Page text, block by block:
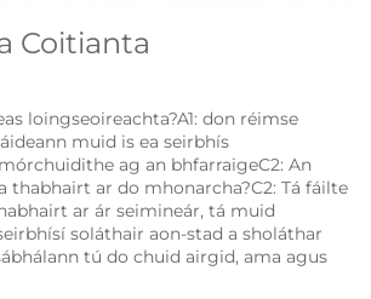
Coitianta
loingseoireachta?A1: don réimse
muid is ea seirbhís
ag an bhfarraigeC2: An
thabhairt ar do mhonarcha?C2: Tá fáilte
ar ár seimineár, tá muid
soláthair aon-stad a sholáthar
tú do chuid airgid, ama agus